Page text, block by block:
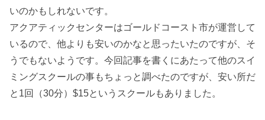
いのかもしれないです。
アクアティックセンターはゴールドコースト市が運営して
いるので、他よりも安いのかなと思ったいたのですが、そ
うでもないようです。今回記事を書くにあたって他のスイ
ミングスクールの事もちょっと調べたのですが、安い所だ
と1回（30分）$15というスクールもありました。